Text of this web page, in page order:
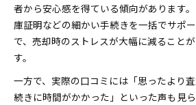
者から安心感を得ている傾向があります
庫証明などの細かい手続きを一括でサポ
で、売却時のストレスが大幅に減ること
す。
一方で、実際の口コミには「思ったより
続きに時間がかかった」といった声も見